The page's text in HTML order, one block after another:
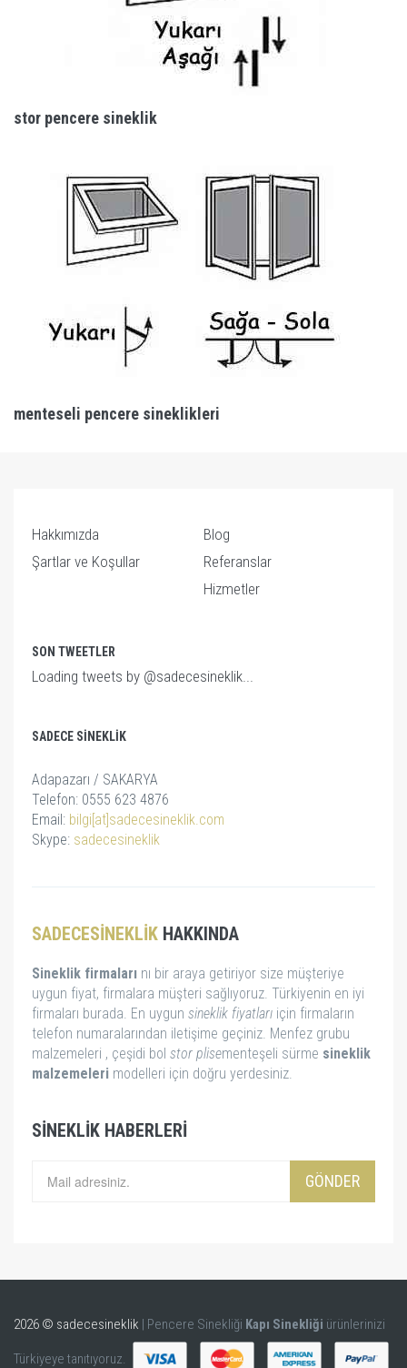
stor pencere sineklik
menteseli pencere sineklikleri
Hakkımızda
Şartlar ve Koşullar
Blog
Referanslar
Hizmetler
SON TWEETLER
Loading tweets by @sadecesineklik...
SADECE SINEKLIK
Adapazarı / SAKARYA
Telefon: 0555 623 4876
Email: bilgi[at]sadecesineklik.com
Skype: sadecesineklik
SADECESINEKLIK HAKKINDA
Sineklik firmaları nı bir araya getiriyor size müşteriye
uygun fiyat, firmalara müşteri sağlıyoruz. Türkiyenin en iyi
firmaları burada. En uygun sineklik fiyatları için firmaların
telefon numaralarından iletişime geçiniz. Menfez grubu
malzemeleri , çeşidi bol stor plisementeşeli sürme sineklik
malzemeleri modelleri için doğru yerdesiniz.
SINEKLIK HABERLERI
GÖNDER
2026 © sadecesineklik | Pencere Sinekliği Kapı Sinekliği ürünlerinizi
Türkiyeye tanıtıyoruz.